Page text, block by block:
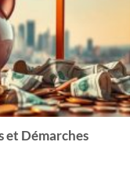
et Démarches